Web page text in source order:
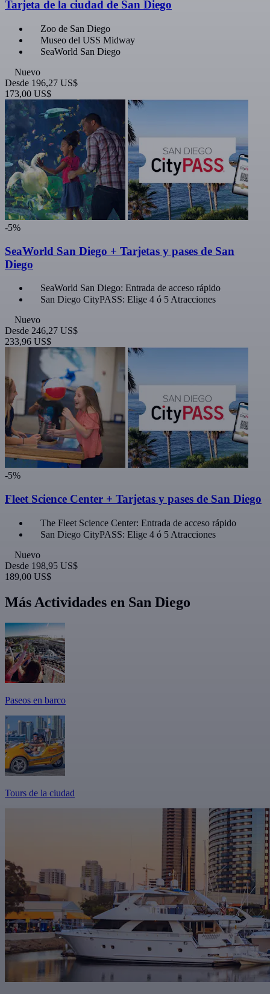
Tarjeta de la ciudad de San Diego
Zoo de San Diego
Museo del USS Midway
SeaWorld San Diego
Nuevo
Desde 196,27 US$
173,00 US$
-5%
SeaWorld San Diego + Tarjetas y pases de San
Diego
SeaWorld San Diego: Entrada de acceso rápido
San Diego CityPASS: Elige 4 ó 5 Atracciones
Nuevo
Desde 246,27 US$
233,96 US$
-5%
Fleet Science Center + Tarjetas y pases de San Diego
The Fleet Science Center: Entrada de acceso rápido
San Diego CityPASS: Elige 4 ó 5 Atracciones
Nuevo
Desde 198,95 US$
189,00 US$
Más Actividades en San Diego
Paseos en barco
Tours de la ciudad